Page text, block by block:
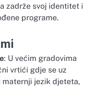
zadrže svoj identitet i
programe.
: U većim gradovima
vrtići gdje se uz
jezik djeteta,